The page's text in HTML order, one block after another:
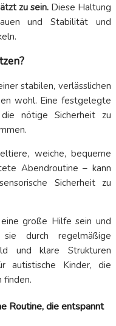
zu sein.Diese Haltung
und Stabilität und
stabilen, verlässlichen
wohl. Eine festgelegte
nötige Sicherheit zu
weiche, bequeme
Abendroutine – kann
Sicherheit zu
große Hilfe sein und
durch regelmäßige
und klare Strukturen
autistische Kinder, die
finden.
Routine, die entspannt